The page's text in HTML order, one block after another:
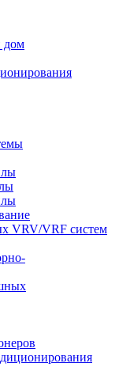
дом
VRV/VRF систем